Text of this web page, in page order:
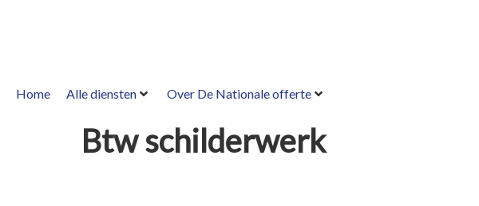
Home Alle diensten Over De Nationale offerte
Btw schilderwerk